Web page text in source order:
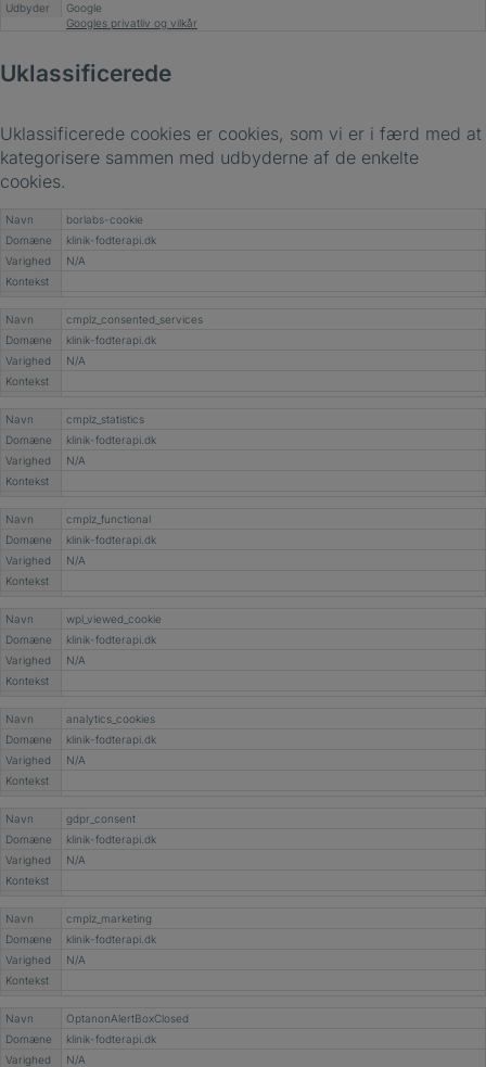
Uklassificerede
Uklassificerede cookies er cookies, som vi er i færd med at
kategorisere sammen med udbyderne af de enkelte
cookies.
Navn
borlabs-cookie
Domæne
klinik-fodterapi.dk
Varighed
N/A
Kontekst
Navn
cmplz_consented_services
Domæne
klinik-fodterapi.dk
Varighed
N/A
Kontekst
Navn
cmplz_statistics
Domæne
klinik-fodterapi.dk
Varighed
N/A
Kontekst
Navn
cmplz_functional
Domæne
klinik-fodterapi.dk
Varighed
N/A
Kontekst
Navn
wpl_viewed_cookie
Domæne
klinik-fodterapi.dk
Varighed
N/A
Kontekst
Navn
analytics_cookies
Domæne
klinik-fodterapi.dk
Varighed
N/A
Kontekst
Navn
gdpr_consent
Domæne
klinik-fodterapi.dk
Varighed
N/A
Kontekst
Navn
cmplz_marketing
Domæne
klinik-fodterapi.dk
Varighed
N/A
Kontekst
Navn
OptanonAlertBoxClosed
Domæne
klinik-fodterapi.dk
Varighed
N/A
Udbyder
Google
Googles privatliv og vilkår